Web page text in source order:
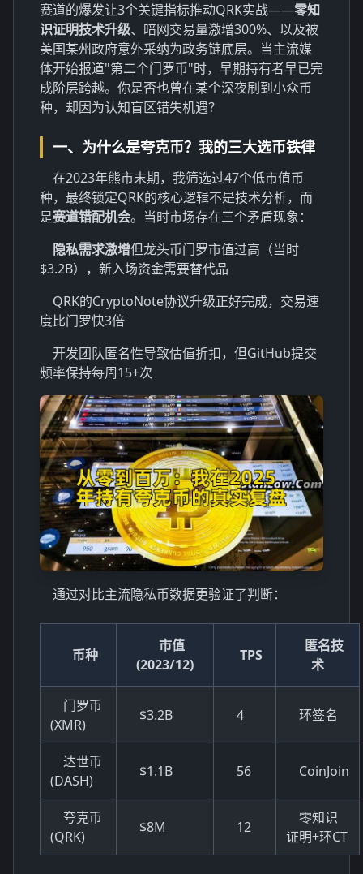
赛道的爆发让3个关键指标推动QRK实战——零知
识证明技术升级、暗网交易量激增300%、以及被
美国某州政府意外采纳为政务链底层。当主流媒
体开始报道"第二个门罗币"时，早期持有者早已完
成阶层跨越。你是否也曾在某个深夜刷到小众币
种，却因为认知盲区错失机遇？
一、为什么是夸克币？我的三大选币铁律
在2023年熊市末期，我筛选过47个低市值币
种，最终锁定QRK的核心逻辑不是技术分析，而
是赛道错配机会。当时市场存在三个矛盾现象：
隐私需求激增但龙头币门罗市值过高（当时
$3.2B），新入场资金需要替代品
QRK的CryptoNote协议升级正好完成，交易速
度比门罗快3倍
开发团队匿名性导致估值折扣，但GitHub提交
频率保持每周15+次
通过对比主流隐私币数据更验证了判断：
币种
市值
(2023/12)
TPS
匿名技
术
门罗币
(XMR)
$3.2B 4 环签名
达世币
(DASH)
$1.1B 56 CoinJoin
夸克币
(QRK)
$8M 12
零知识
证明+环CT